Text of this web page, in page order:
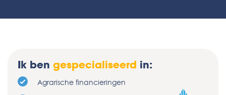
Ik ben gespecialiseerd in:
Agrarische financieringen